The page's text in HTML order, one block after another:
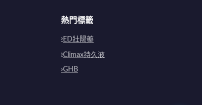
熱門標籤
ED壯陽藥
Climax持久液
GHB